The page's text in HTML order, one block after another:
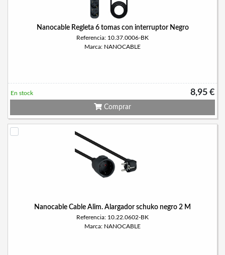
Nanocable Regleta 6 tomas con interruptor Negro
Referencia: 10.37.0006-BK
Marca: NANOCABLE
8,95 €
En stock
Comprar
Nanocable Cable Alim. Alargador schuko negro 2 M
Referencia: 10.22.0602-BK
Marca: NANOCABLE